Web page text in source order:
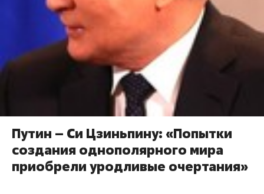
Путин – Си Цзиньпину: «Попытки
создания однополярного мира
приобрели уродливые очертания»